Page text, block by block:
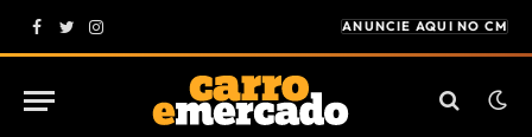
Facebook
Twitter
Instagram
ANUNCIE AQUI NO CM